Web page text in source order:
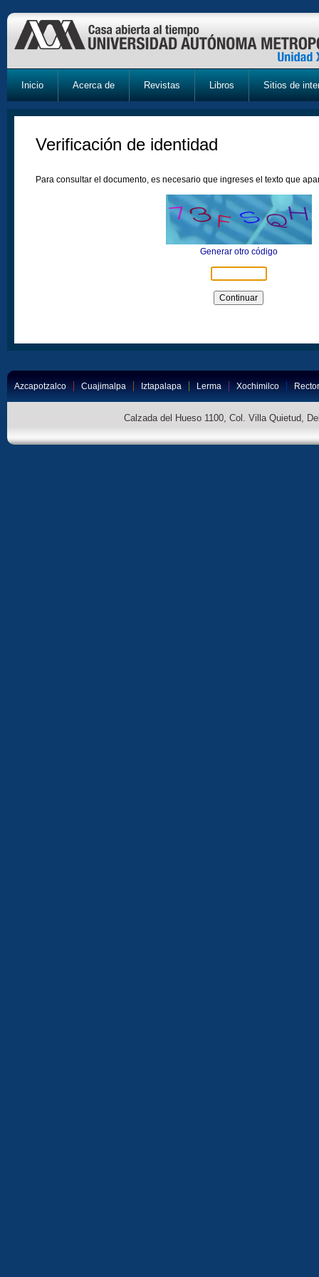
Inicio Acerca de Revistas Libros Sitios de
Verificación de identidad
Para consultar el documento, es necesario que ingreses el texto que
Generar otro código
Azcapotzalco Cuajimalpa Iztapalapa Lerma Xochimilco
Calzada del Hueso 1100, Col. Villa Quietud,